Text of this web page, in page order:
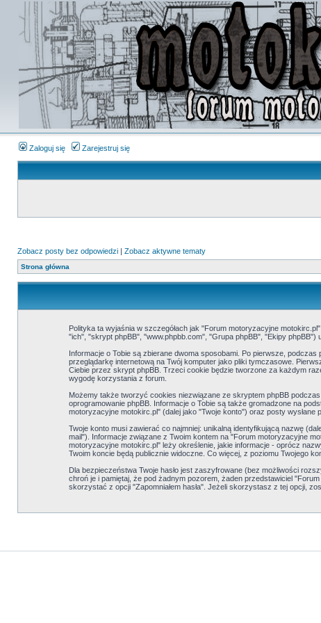
Zaloguj się Zarejestruj się
Zobacz posty bez odpowiedzi | Zobacz aktywne tematy
Strona główna
Polityka ta wyjaśnia w szczegółach jak "Forum motoryzacyjne
"ich", "skrypt phpBB", "www.phpbb.com", "Grupa phpBB", "Ekipy
Informacje o Tobie są zbierane dwoma sposobami. Po pierwsze,
przeglądarkę internetową na Twój komputer jako pliki tymczasowe.
Ciebie przez skrypt phpBB. Trzeci cookie będzie tworzone za każdym
wygodę korzystania z forum.
Możemy także tworzyć cookies niezwiązane ze skryptem phpBB
oprogramowanie phpBB. Informacje o Tobie są także gromadzone na
motoryzacyjne motokirc.pl" (dalej jako "Twoje konto") oraz posty
Twoje konto musi zawierać co najmniej: unikalną identyfikującą nazwę
mail"). Informacje związane z Twoim kontem na "Forum motoryzacyjne
motoryzacyjne motokirc.pl" leży określenie, jakie informacje - oprócz
Twoim koncie będą publicznie widoczne. Co więcej, z poziomu Twojego
Dla bezpieczeństwa Twoje hasło jest zaszyfrowane (bez możliwości
chroń je i pamiętaj, że pod żadnym pozorem, żaden przedstawiciel
skorzystać z opcji "Zapomniałem hasła". Jeżeli skorzystasz z tej opcji,